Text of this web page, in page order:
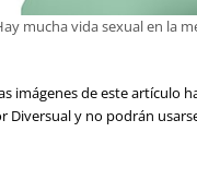
mucha vida sexual en la
imágenes de este artículo
Diversual y no podrán